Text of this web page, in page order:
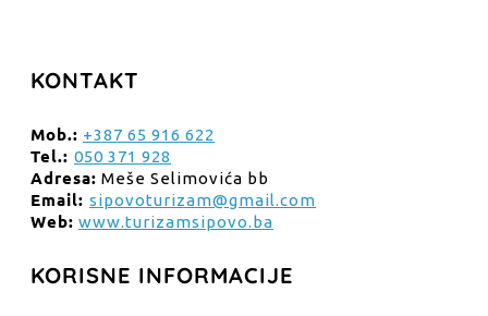
KONTAKT
Mob.: +387 65 916 622
Tel.: 050 371 928
Adresa: Meše Selimovića bb
Email: sipovoturizam@gmail.com
Web: www.turizamsipovo.ba
KORISNE INFORMACIJE